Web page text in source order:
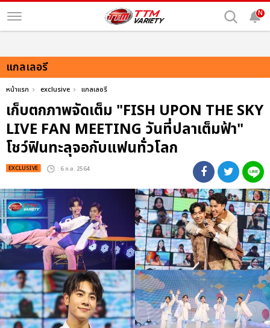
N
แกลเลอรี
หน้าแรก exclusive แกลเลอรี
เก็บตกภาพจัดเต็ม "FISH UPON THE SKY
LIVE FAN MEETING วันที่ปลาเต็มฟ้า"
โชว์ฟินทะลุจอกับแฟนทั่วโลก
EXCLUSIVE : 6 ก.ย. 2564